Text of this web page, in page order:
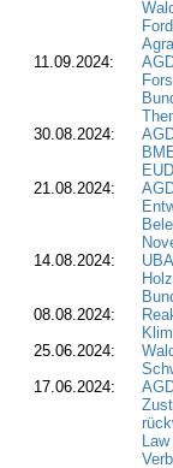
11.09.2024:
30.08.2024:
21.08.2024:
14.08.2024:
08.08.2024:
25.06.2024:
17.06.2024: